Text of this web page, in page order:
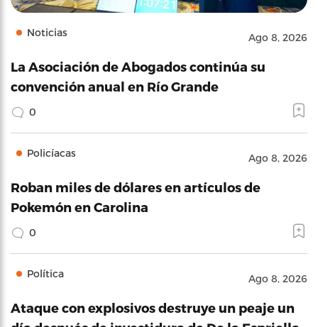
Noticias Ago 8, 2026
La Asociación de Abogados continúa su
convención anual en Río Grande
0
Policíacas Ago 8, 2026
Roban miles de dólares en artículos de
Pokemón en Carolina
0
Política Ago 8, 2026
Ataque con explosivos destruye un peaje un